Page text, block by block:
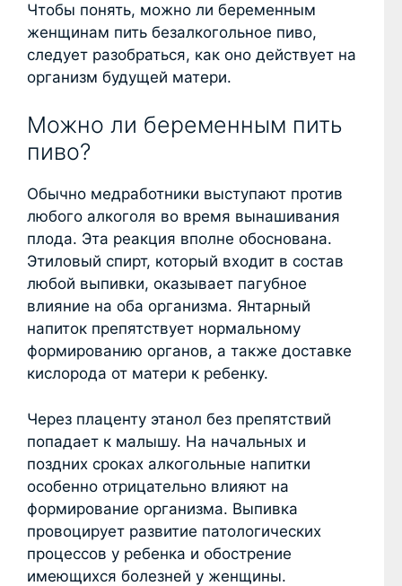
Чтобы понять, можно ли беременным
женщинам пить безалкогольное пиво,
следует разобраться, как оно действует на
организм будущей матери.
Можно ли беременным пить
пиво?
Обычно медработники выступают против
любого алкоголя во время вынашивания
плода. Эта реакция вполне обоснована.
Этиловый спирт, который входит в состав
любой выпивки, оказывает пагубное
влияние на оба организма. Янтарный
напиток препятствует нормальному
формированию органов, а также доставке
кислорода от матери к ребенку.
Через плаценту этанол без препятствий
попадает к малышу. На начальных и
поздних сроках алкогольные напитки
особенно отрицательно влияют на
формирование организма. Выпивка
провоцирует развитие патологических
процессов у ребенка и обострение
имеющихся болезней у женщины.